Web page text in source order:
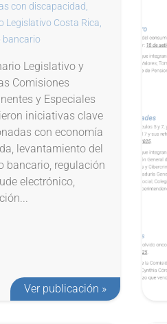
con discapacidad
Legislativo Costa Rica
bancario
Legislativo y
Comisiones
y Especiales
iniciativas clave
con economía
levantamiento del
bancario, regulación
electrónico,
Ver publicación »